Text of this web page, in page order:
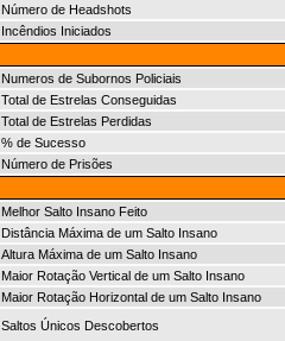
Número de Headshots
Incêndios Iniciados
Numeros de Subornos Policiais
Total de Estrelas Conseguidas
Total de Estrelas Perdidas
% de Sucesso
Número de Prisões
Melhor Salto Insano Feito
Distância Máxima de um Salto Insano
Altura Máxima de um Salto Insano
Maior Rotação Vertical de um Salto Insano
Maior Rotação Horizontal de um Salto Insano
Saltos Únicos Descobertos